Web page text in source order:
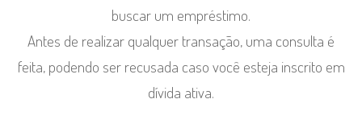
buscar um empréstimo.
Antes de realizar qualquer transação, uma consulta é
feita, podendo ser recusada caso você esteja inscrito em
dívida ativa.